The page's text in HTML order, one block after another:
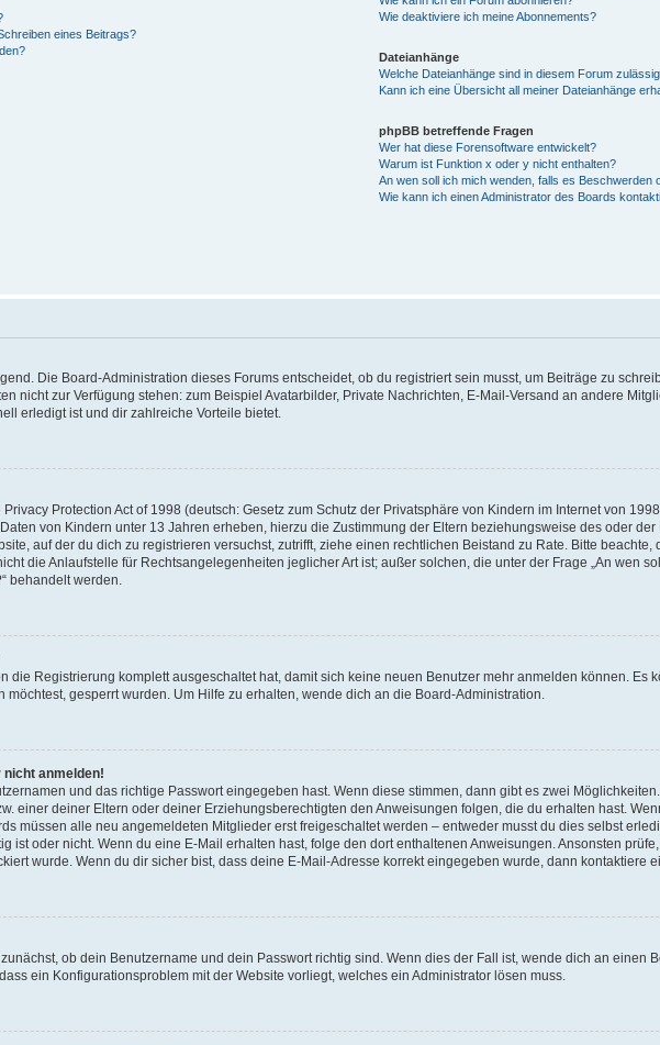
eines Beitrags?
Wie deaktiviere ich meine Abonnements?
Dateianhänge
Welche Dateianhänge sind in diesem Forum
Kann ich eine Übersicht all meiner Dateianhänge
phpBB betreffende Fragen
Wer hat diese Forensoftware entwickelt?
Warum ist Funktion x oder y nicht enthalten?
An wen soll ich mich wenden, falls es
Wie kann ich einen Administrator des Boards
Die Board-Administration dieses Forums entscheidet, ob du registriert sein musst, um Beiträge zu
nicht zur Verfügung stehen: zum Beispiel Avatarbilder, Private Nachrichten, E-Mail-Versand an andere
erledigt ist und dir zahlreiche Vorteile bietet.
Protection Act of 1998 (deutsch: Gesetz zum Schutz der Privatsphäre von Kindern im Internet von
von Kindern unter 13 Jahren erheben, hierzu die Zustimmung der Eltern beziehungsweise des oder
auf der du dich zu registrieren versuchst, zutrifft, ziehe einen rechtlichen Beistand zu Rate. Bitte
die Anlaufstelle für Rechtsangelegenheiten jeglicher Art ist; außer solchen, die unter der Frage „An wen
behandelt werden.
die Registrierung komplett ausgeschaltet hat, damit sich keine neuen Benutzer mehr anmelden können. Es
gesperrt wurden. Um Hilfe zu erhalten, wende dich an die Board-Administration.
anmelden!
und das richtige Passwort eingegeben hast. Wenn diese stimmen, dann gibt es zwei
einer deiner Eltern oder deiner Erziehungsberechtigten den Anweisungen folgen, die du erhalten hast.
müssen alle neu angemeldeten Mitglieder erst freigeschaltet werden – entweder musst du dies selbst
ist oder nicht. Wenn du eine E-Mail erhalten hast, folge den dort enthaltenen Anweisungen. Ansonsten
wurde. Wenn du dir sicher bist, dass deine E-Mail-Adresse korrekt eingegeben wurde, dann kontaktiere
ob dein Benutzername und dein Passwort richtig sind. Wenn dies der Fall ist, wende dich an einen
ein Konfigurationsproblem mit der Website vorliegt, welches ein Administrator lösen muss.